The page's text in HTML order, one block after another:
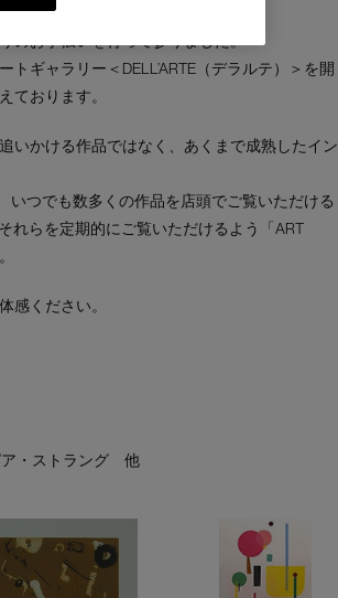
のお手伝いを行って参りました。
ギャラリー＜DELL’ARTE（デラルテ）＞を開
ております。
いかける作品ではなく、あくまで成熟したイン
いつでも数多くの作品を店頭でご覧いただける
れらを定期的にご覧いただけるよう「ART
感ください。
ア・ストラング 他